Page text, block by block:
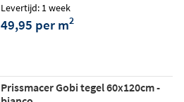
Levertijd: 1 week
49,95 per m2
Prissmacer Gobi tegel 60x120cm -